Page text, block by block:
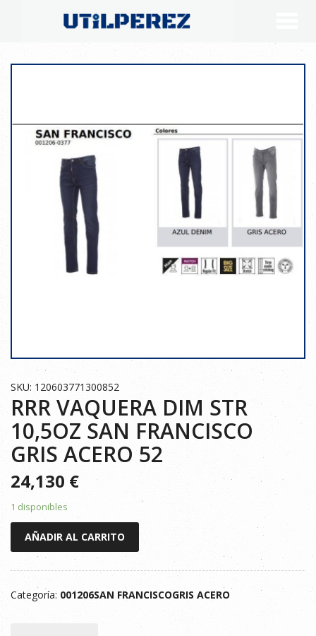
SKU: 120603771300852
RRR VAQUERA DIM STR
10,5OZ SAN FRANCISCO
GRIS ACERO 52
24,130€
1 disponibles
10,5OZ
AÑADIR AL CARRITO
Categoría: 001206SAN FRANCISCOGRIS ACERO